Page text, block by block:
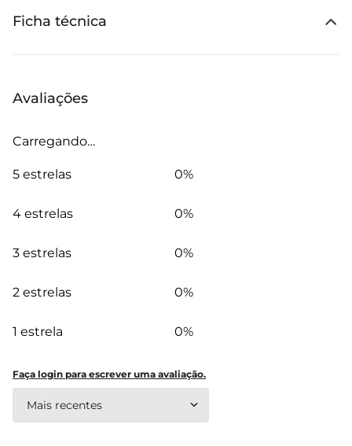
Ficha técnica
Avaliações
Carregando…
5 estrelas 0%
4 estrelas 0%
3 estrelas 0%
2 estrelas 0%
1 estrela 0%
Faça login para escrever uma avaliação.
Mais recentes